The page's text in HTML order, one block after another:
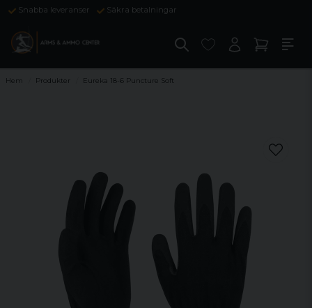
Snabba leveranser Säkra betalningar
Hem Produkter Eureka 18-6 Puncture Soft